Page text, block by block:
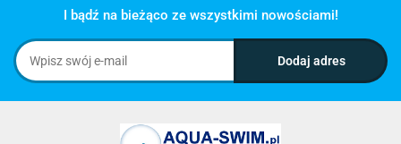
I bądź na bieżąco ze wszystkimi nowościami!